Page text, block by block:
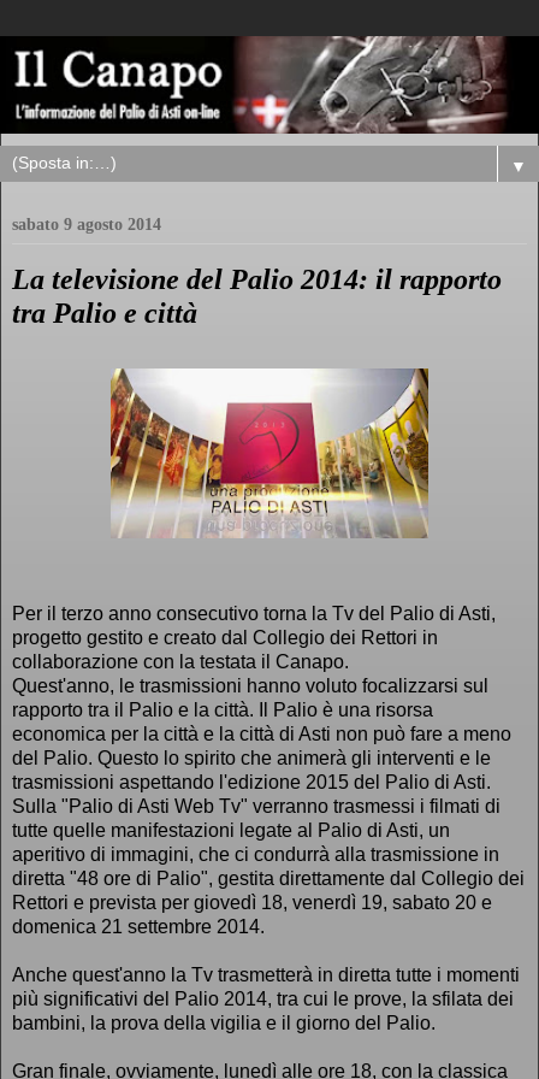
▼
sabato 9 agosto 2014
La televisione del Palio 2014: il rapporto
tra Palio e città
Per il terzo anno consecutivo torna la Tv del Palio di Asti,
progetto gestito e creato dal Collegio dei Rettori in
collaborazione con la testata il Canapo.
Quest'anno, le trasmissioni hanno voluto focalizzarsi sul
rapporto tra il Palio e la città. Il Palio è una risorsa
economica per la città e la città di Asti non può fare a meno
del Palio. Questo lo spirito che animerà gli interventi e le
trasmissioni aspettando l'edizione 2015 del Palio di Asti.
Sulla "Palio di Asti Web Tv" verranno trasmessi i filmati di
tutte quelle manifestazioni legate al Palio di Asti, un
aperitivo di immagini, che ci condurrà alla trasmissione in
diretta "48 ore di Palio", gestita direttamente dal Collegio dei
Rettori e prevista per giovedì 18, venerdì 19, sabato 20 e
domenica 21 settembre 2014.
Anche quest'anno la Tv trasmetterà in diretta tutte i momenti
più significativi del Palio 2014, tra cui le prove, la sfilata dei
bambini, la prova della vigilia e il giorno del Palio.
Gran finale, ovviamente, lunedì alle ore 18, con la classica